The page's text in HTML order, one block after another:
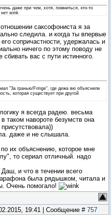
даже при чем, хотя, помниться, кто-то
нет wink
саксофониста я за
следила. и когда ты впервые
сопричастности, удержалась и
ничего по этому поводу не
сбивать вас с пути истинного.
"За гранью/Fringe", где дежа вю объяснили
которая существует при другой
я всегда радею. весьма
таком навороте безумств она
даже и не слышала.
их объяснению, которое мне
то сериал отличный. надо
и что в течении всего
была рядышком, читала и
Очень помогало!
19:41 | Сообщение # 757